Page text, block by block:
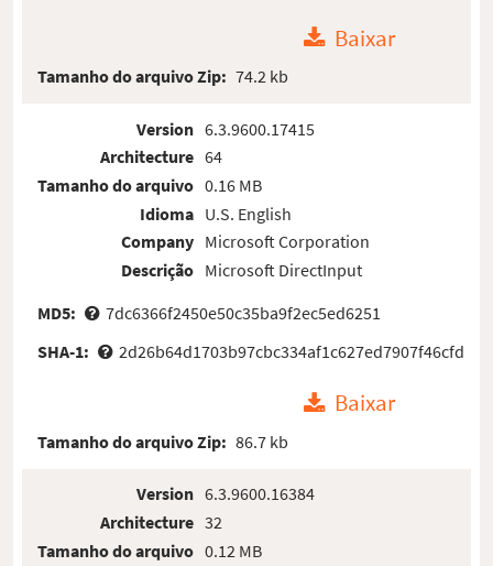
Baixar
Tamanho do arquivo Zip: 74.2 kb
Version
Architecture
Tamanho do arquivo
Idioma
Company
Descrição
6.3.9600.17415
64
0.16 MB
U.S. English
Microsoft Corporation
Microsoft DirectInput
MD5:
7dc6366f2450e50c35ba9f2ec5ed6251
SHA-1:
2d26b64d1703b97cbc334af1c627ed7907f46cfd
Baixar
Tamanho do arquivo Zip: 86.7 kb
Version
Architecture
Tamanho do arquivo
6.3.9600.16384
32
0.12 MB